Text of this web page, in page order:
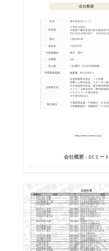
会社概要 - SCミート